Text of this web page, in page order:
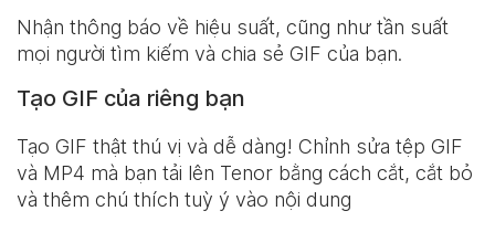
Nhận thông báo về hiệu suất, cũng như tần suất
mọi người tìm kiếm và chia sẻ GIF của bạn.
Tạo GIF của riêng bạn
Tạo GIF thật thú vị và dễ dàng! Chỉnh sửa tệp GIF
và MP4 mà bạn tải lên Tenor bằng cách cắt, cắt bỏ
và thêm chú thích tuỳ ý vào nội dung